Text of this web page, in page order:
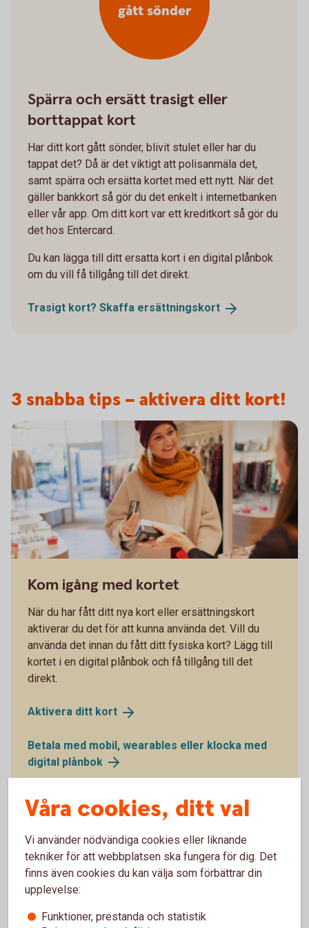
gått sönder
Spärra och ersätt trasigt eller
borttappat kort
Har ditt kort gått sönder, blivit stulet eller har du
tappat det? Då är det viktigt att polisanmäla det,
samt spärra och ersätta kortet med ett nytt. När det
gäller bankkort så gör du det enkelt i internetbanken
eller vår app. Om ditt kort var ett kreditkort så gör du
det hos Entercard.
Du kan lägga till ditt ersatta kort i en digital plånbok
om du vill få tillgång till det direkt.
Trasigt kort? Skaffa ersättningskort
3 snabba tips – aktivera ditt kort!
Kom igång med kortet
När du har fått ditt nya kort eller ersättningskort
aktiverar du det för att kunna använda det. Vill du
använda det innan du fått ditt fysiska kort? Lägg till
kortet i en digital plånbok och få tillgång till det
direkt.
Aktivera ditt kort
Betala med mobil, wearables eller klocka med
digital plånbok
Våra cookies, ditt val
Vi använder nödvändiga cookies eller liknande
tekniker för att webbplatsen ska fungera för dig. Det
finns även cookies du kan välja som förbättrar din
upplevelse:
Funktioner, prestanda och statistik